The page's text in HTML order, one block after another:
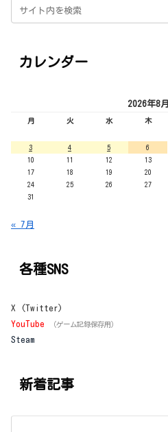
カレンダー
2026年8月
月 火 水 木
3
4 5 6
10
11 12 13
17
18 19 20
24
25 26 27
31
« 7月
各種SNS
X (Twitter)
YouTube
（ゲーム記録保存用）
Steam
新着記事